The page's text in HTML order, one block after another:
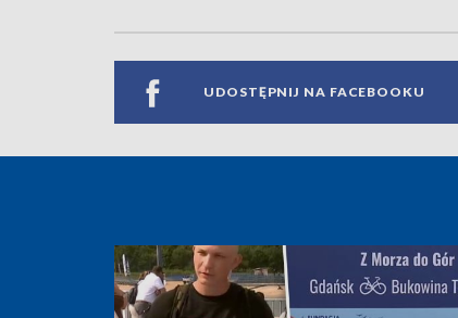
UDOSTĘPNIJ NA FACEBOOKU